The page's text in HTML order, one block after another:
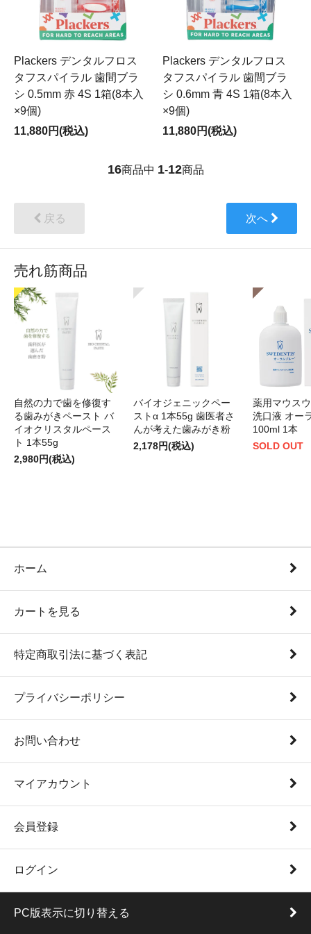
Plackers デンタルフロス
タフスパイラル 歯間ブラ
シ 0.5mm 赤 4S 1箱(8本入
×9個)
11,880円(税込)
Plackers デンタルフロス
タフスパイラル 歯間ブラ
シ 0.6mm 青 4S 1箱(8本入
×9個)
11,880円(税込)
16商品中 1-12商品
戻る 次へ
売れ筋商品
自然の力で歯を修復す
る歯みがきペースト バ
イオクリスタルペース
ト 1本55g
2,980円(税込)
バイオジェニックペー
ストα 1本55g 歯医者さ
んが考えた歯みがき粉
2,178円(税込)
薬用マウス
洗口液 オー
100ml 1本
SOLD OUT
ホーム
カートを見る
特定商取引法に基づく表記
プライバシーポリシー
お問い合わせ
マイアカウント
会員登録
ログイン
PC版表示に切り替える